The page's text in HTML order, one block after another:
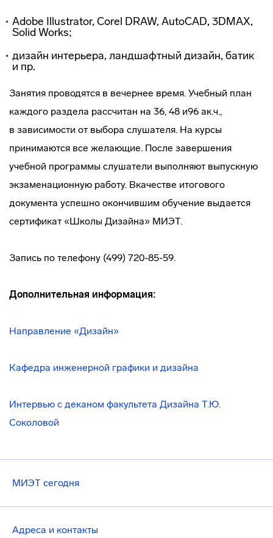
Adobe Illustrator, Corel DRAW, AutoCAD, 3DMAX,
Solid Works;
дизайн интерьера, ландшафтный дизайн, батик
и пр.
Занятия проводятся в вечернее время. Учебный план
каждого раздела рассчитан на 36, 48 и96 ак.ч.,
в зависимости от выбора слушателя. На курсы
принимаются все желающие. После завершения
учебной программы слушатели выполняют выпускную
экзаменационную работу. Вкачестве итогового
документа успешно окончившим обучение выдается
сертификат «Школы Дизайна» МИЭТ.
Запись по телефону (499) 720-85-59.
Дополнительная информация:
Направление «Дизайн»
Кафедра инженерной графики и дизайна
Интервью с деканом факультета Дизайна Т.Ю.
Соколовой
МИЭТ сегодня
Адреса и контакты